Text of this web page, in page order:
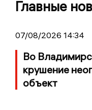
Главные
07/08/2026 14:34
Во
крушение
объект